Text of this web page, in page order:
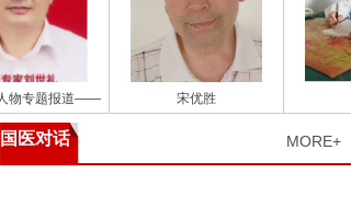
题报道—— 宋优胜
国医对话 MORE+